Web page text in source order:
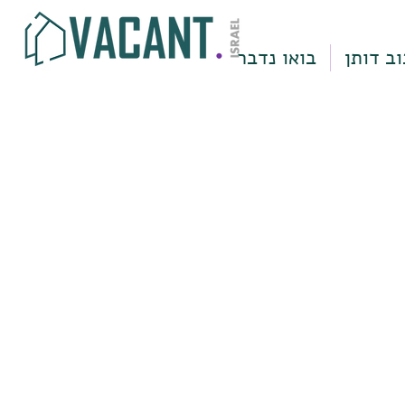
בואו נדבר דותן